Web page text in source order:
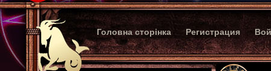
Головна сторінка Регистрация